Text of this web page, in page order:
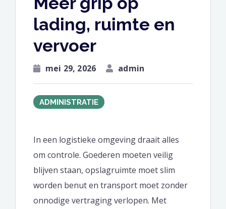
lading, ruimte en
vervoer
mei 29, 2026 admin
ADMINISTRATIE
In een logistieke omgeving draait alles
om controle. Goederen moeten veilig
blijven staan, opslagruimte moet slim
worden benut en transport moet zonder
onnodige vertraging verlopen. Met